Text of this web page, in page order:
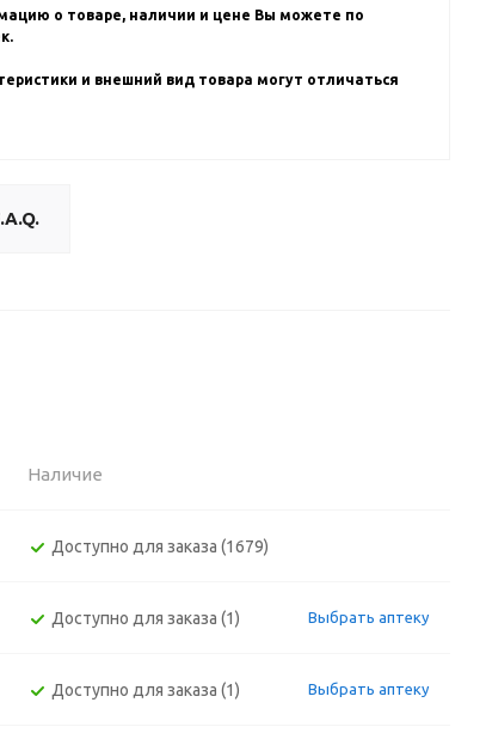
о товаре, наличии и цене Вы можете по
и внешний вид товара могут отличаться
Наличие
Доступно для заказа (1679)
Доступно для заказа (1) Выбрать аптеку
Доступно для заказа (1) Выбрать аптеку